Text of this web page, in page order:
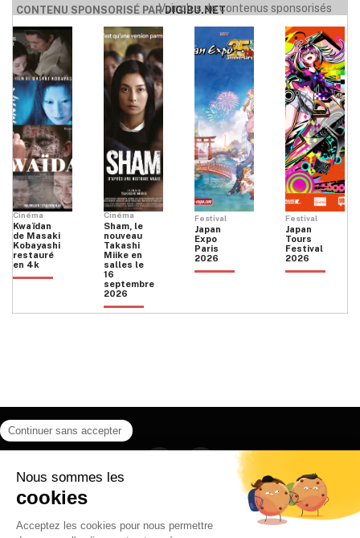
CONTENU SPONSORISÉ PARDIGIBU.NET
Voir plus de contenus sponsorisés
Cinéma
Kwaïdan
de Masaki
Kobayashi
restauré
en 4k
Cinéma
Sham, le
nouveau
Takashi
Miike en
salles le
16
septembre
2026
Festival
Japan
Expo
Paris
2026
Festival
Japan
Tours
Festival
2026
Instagram
CONTACT